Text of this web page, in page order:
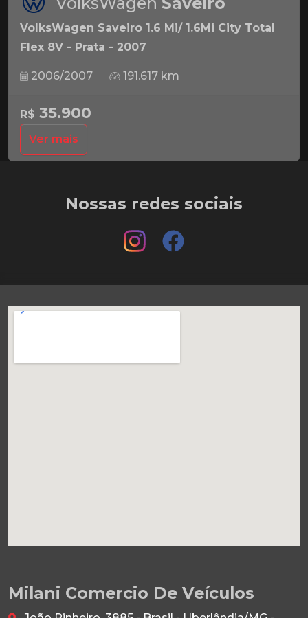
VolksWagen Saveiro 1.6 Mi/ 1.6Mi City Total
Flex 8V - Prata - 2007
2006/2007 191.617 km
R$ 35.900
Ver mais
Nossas redes sociais
Milani Comercio De Veículos